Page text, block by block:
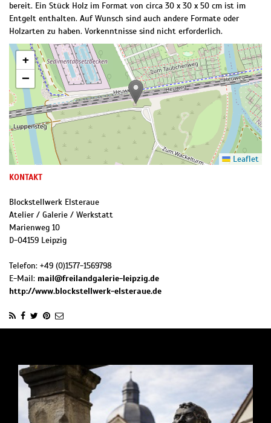
bereit. Ein Stück Holz im Format von circa 30 x 30 x 50 cm ist im
Entgelt enthalten. Auf Wunsch sind auch andere Formate oder
Holzarten zu haben. Vorkenntnisse sind nicht erforderlich.
+
−
Leaflet
KONTAKT
Blockstellwerk Elsteraue
Atelier / Galerie / Werkstatt
Marienweg 10
D-04159 Leipzig
Telefon: +49 (0)1577-1569798
E-Mail: mail@freilandgalerie-leipzig.de
http://www.blockstellwerk-elsteraue.de